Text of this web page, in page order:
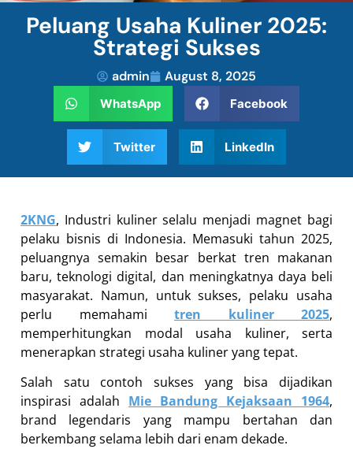
Peluang Usaha Kuliner 2025:
Strategi Sukses
admin August 8, 2025
WhatsApp Facebook
Twitter LinkedIn
2KNG, Industri kuliner selalu menjadi magnet bagi
pelaku bisnis di Indonesia. Memasuki tahun 2025,
peluangnya semakin besar berkat tren makanan
baru, teknologi digital, dan meningkatnya daya beli
masyarakat. Namun, untuk sukses, pelaku usaha
perlu memahami tren kuliner 2025,
memperhitungkan modal usaha kuliner, serta
menerapkan strategi usaha kuliner yang tepat.
Salah satu contoh sukses yang bisa dijadikan
inspirasi adalah Mie Bandung Kejaksaan 1964,
brand legendaris yang mampu bertahan dan
berkembang selama lebih dari enam dekade.